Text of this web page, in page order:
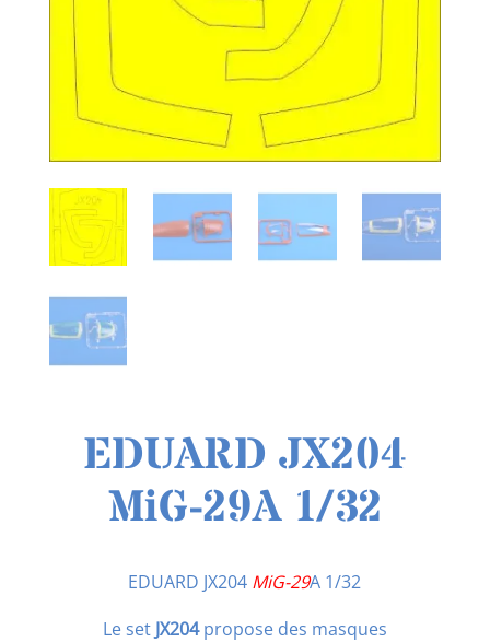
EDUARD JX204
MiG-29A 1/32
EDUARD JX204 MiG-29A 1/32
Le set JX204propose des masques